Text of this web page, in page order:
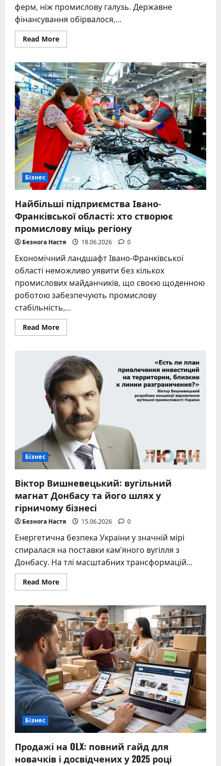
ферм, ніж промислову галузь. Державне
фінансування обірвалося,...
Read MoreRead
more
Косюк
–
король
курятини:
шлях
інженера
до
агроімперії
МХП
Бізнес
Найбільші підприємства Івано-
Франківської області: хто створює
промислову міць регіону
Безнога Настя 18.06.2026 0
Економічний ландшафт Івано-Франківської
області неможливо уявити без кількох
промислових майданчиків, що своєю щоденною
роботою забезпечують промислову
стабільність,...
Read MoreRead
more
підприємства
Івано-
Франківської
області:
хто
створює
промислову
міць
регіону
Бізнес
Віктор Вишневецький: вугільний
магнат Донбасу та його шлях у
гірничому бізнесі
Безнога Настя 15.06.2026 0
Енергетична безпека України у значній мірі
спиралася на поставки кам’яного вугілля з
Донбасу. На тлі масштабних трансформацій...
Read MoreRead
more
Вишневецький:
вугільний
магнат
Донбасу
та
його
шлях
у
гірничому
бізнесі
Бізнес
Продажі на OLX: повний гайд для
новачків і досвідчених у 2025 році